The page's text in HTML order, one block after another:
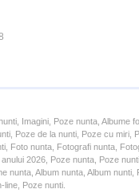
Imagini, Poze nunta, Albume
Poze de la nunti, Poze cu miri,
Foto nunta, Fotografi nunta,
2026, Poze nunta, Poze
nunta, Album nunta, Album nunti,
line, Poze nunti.